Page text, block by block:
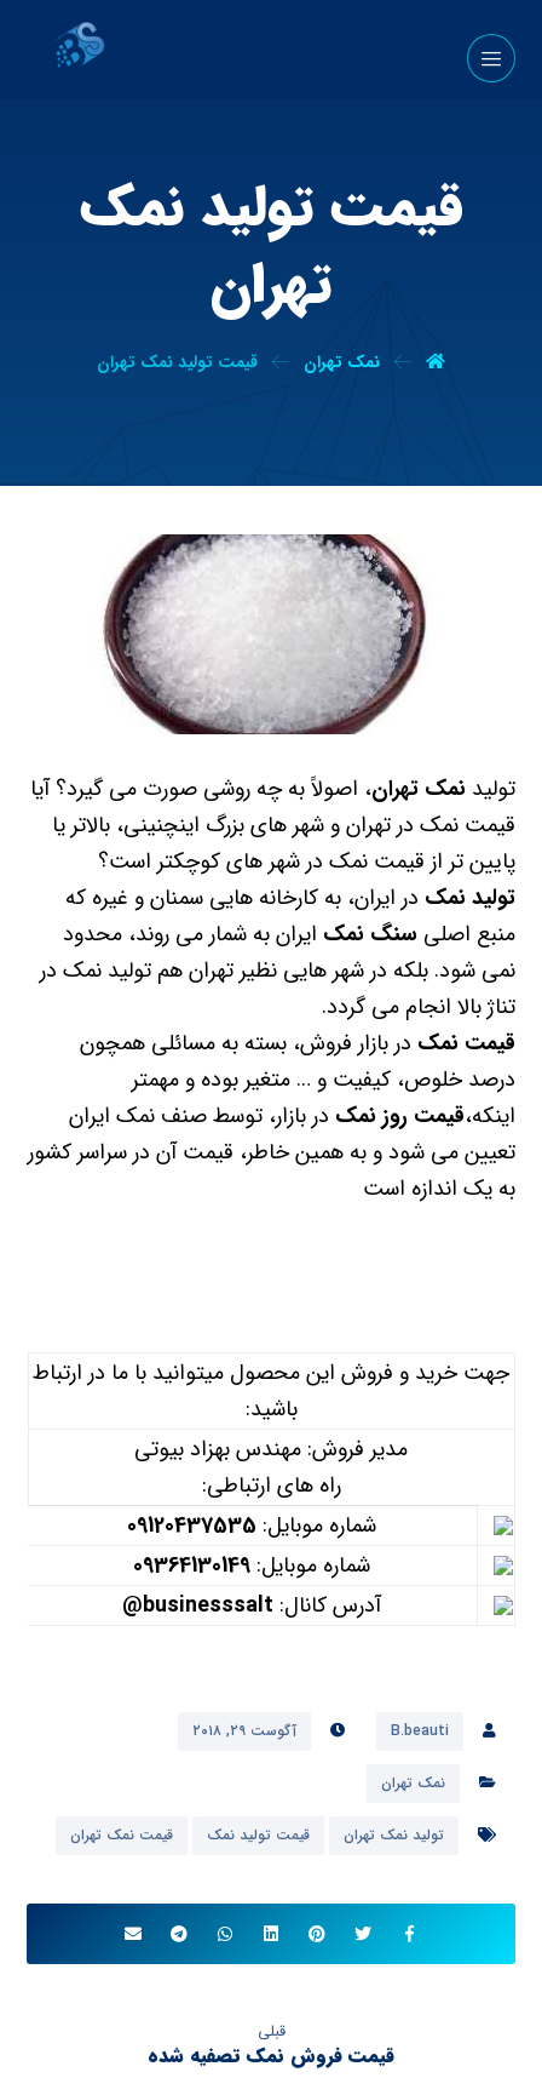
قیمت تولید نمک
تهران
نمک تهران قیمت تولید نمک تهران
تولید نمک تهران، اصولاً به چه روشی صورت می گیرد؟ آیا
قیمت نمک در تهران و شهر های بزرگ اینچنینی، بالاتر یا
پایین تر از قیمت نمک در شهر های کوچکتر است؟
تولید نمک در ایران، به کارخانه هایی سمنان و غیره که
منبع اصلی سنگ نمک ایران به شمار می روند، محدود
نمی شود. بلکه در شهر هایی نظیر تهران هم تولید نمک در
تناژ بالا انجام می گردد.
قیمت نمک در بازار فروش، بسته به مسائلی همچون
درصد خلوص، کیفیت و … متغیر بوده و مهمتر
اینکه،قیمت روز نمک در بازار، توسط صنف نمک ایران
تعیین می شود و به همین خاطر، قیمت آن در سراسر کشور
به یک اندازه است
جهت خرید و فروش این محصول میتوانید با ما در ارتباط
باشید:
مدیر فروش: مهندس بهزاد بیوتی
راه های ارتباطی:
شماره موبایل: 09120437535
شماره موبایل: 09364130149
آدرس کانال: businesssalt@
B.beauti آگوست ۲۹, ۲۰۱۸
نمک تهران
تولید نمک تهران قیمت تولید نمک قیمت نمک تهران
قبلی
قیمت فروش نمک تصفیه شده